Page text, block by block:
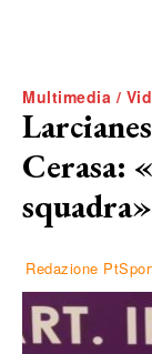
Multimedia /
Cerasa:
squadra»
Redazione